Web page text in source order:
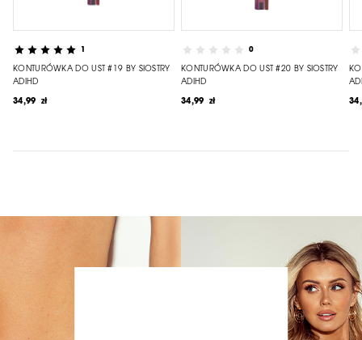
1
KONTURÓWKA DO UST #19 BY SIOSTRY
ADIHD
34,99 zł
0
KONTURÓWKA DO UST #20 BY SIOSTRY
ADIHD
34,99 zł